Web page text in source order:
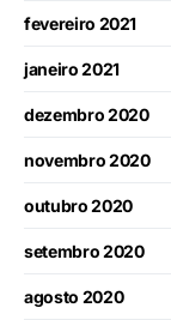
fevereiro 2021
janeiro 2021
dezembro 2020
novembro 2020
outubro 2020
setembro 2020
agosto 2020